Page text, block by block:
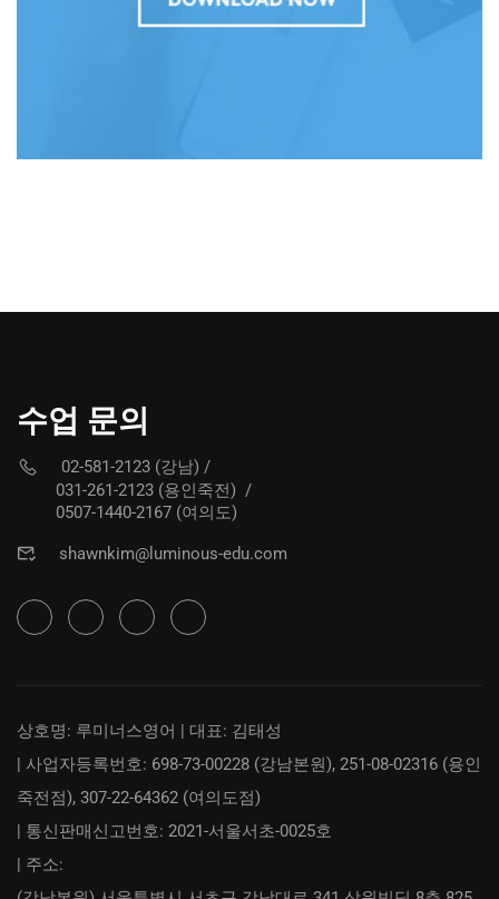
수업 문의
02-581-2123 (강남) /
031-261-2123 (용인죽전) /
0507-1440-2167 (여의도)
shawnkim@luminous-edu.com
상호명: 루미너스영어 | 대표: 김태성
| 사업자등록번호: 698-73-00228 (강남본원), 251-08-02316 (용인
죽전점), 307-22-64362 (여의도점)
| 통신판매신고번호: 2021-서울서초-0025호
| 주소: